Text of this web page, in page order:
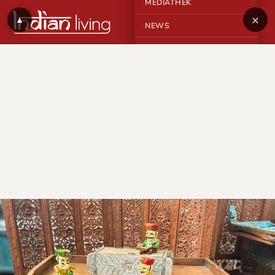
MEDIATHEK
NEWS ×
▲